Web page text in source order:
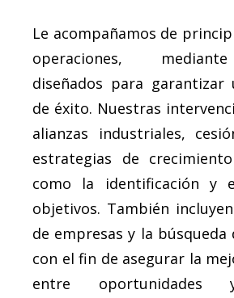
Le acompañamos de
operaciones,
diseñados para garantizar
de éxito. Nuestras
alianzas industriales,
estrategias de
como la identificación y
objetivos. También
de empresas y la búsqueda
con el fin de asegurar la
entre oportunidades